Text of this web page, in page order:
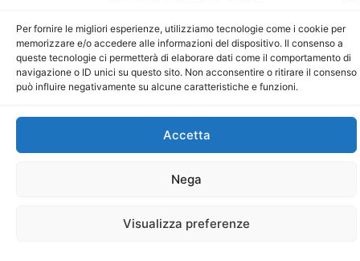
Per fornire le migliori esperienze, utilizziamo tecnologie come i cookie per
memorizzare e/o accedere alle informazioni del dispositivo. Il consenso a
queste tecnologie ci permetterà di elaborare dati come il comportamento di
navigazione o ID unici su questo sito. Non acconsentire o ritirare il consenso
può influire negativamente su alcune caratteristiche e funzioni.
Accetta
Nega
Visualizza preferenze